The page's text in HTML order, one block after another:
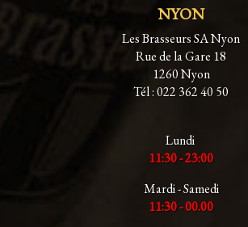
NYON
Les Brasseurs SA Nyon
Rue de la Gare 18
1260 Nyon
Tél : 022 362 40 50
Lundi
11:30 - 23:00
Mardi - Samedi
11:30 - 00.00